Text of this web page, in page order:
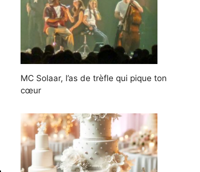
MC Solaar, l’as de trèfle qui pique ton
cœur